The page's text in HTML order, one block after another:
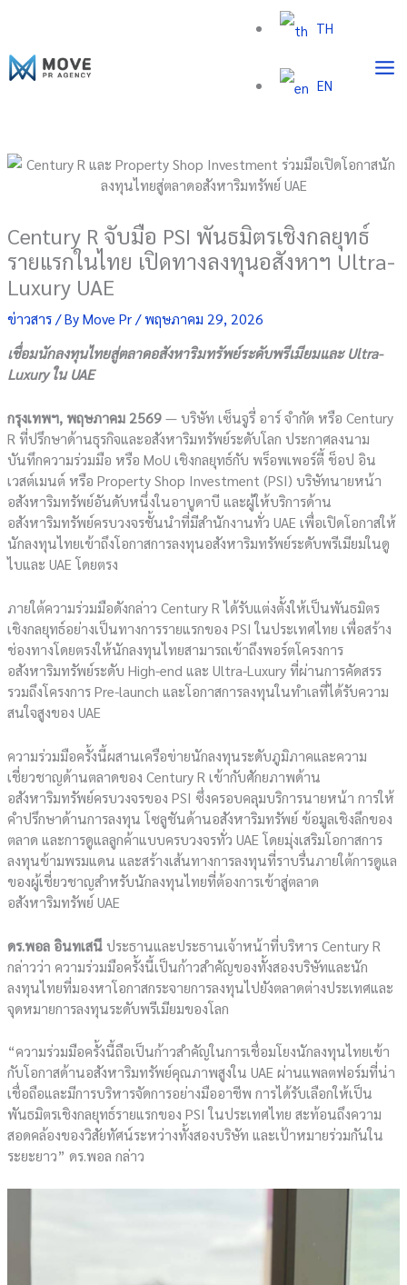
content
TH
EN
Century R จับมือ PSI พันธมิตรเชิงกลยุทธ์
รายแรกในไทย เปิดทางลงทุนอสังหาฯ Ultra-
Luxury UAE
ข่าวสาร/ ByMove Pr/พฤษภาคม 29, 2026
เชื่อมนักลงทุนไทยสู่ตลาดอสังหาริมทรัพย์ระดับพรีเมียมและUltra-
Luxury ใน UAE
กรุงเทพฯ, พฤษภาคม 2569— บริษัท เซ็นจูรี่ อาร์ จำกัด หรือ Century
R ที่ปรึกษาด้านธุรกิจและอสังหาริมทรัพย์ระดับโลก ประกาศลงนาม
บันทึกความร่วมมือ หรือ MoU เชิงกลยุทธ์กับ พร็อพเพอร์ตี้ ช็อป อิน
เวสต์เมนต์ หรือ Property Shop Investment (PSI) บริษัทนายหน้า
อสังหาริมทรัพย์อันดับหนึ่งในอาบูดาบี และผู้ให้บริการด้าน
อสังหาริมทรัพย์ครบวงจรชั้นนำที่มีสำนักงานทั่ว UAE เพื่อเปิดโอกาสให้
นักลงทุนไทยเข้าถึงโอกาสการลงทุนอสังหาริมทรัพย์ระดับพรีเมียมในดู
ไบและ UAE โดยตรง
ภายใต้ความร่วมมือดังกล่าว Century R ได้รับแต่งตั้งให้เป็นพันธมิตร
เชิงกลยุทธ์อย่างเป็นทางการรายแรกของ PSI ในประเทศไทย เพื่อสร้าง
ช่องทางโดยตรงให้นักลงทุนไทยสามารถเข้าถึงพอร์ตโครงการ
อสังหาริมทรัพย์ระดับ High-end และ Ultra-Luxury ที่ผ่านการคัดสรร
รวมถึงโครงการ Pre-launch และโอกาสการลงทุนในทำเลที่ได้รับความ
สนใจสูงของ UAE
ความร่วมมือครั้งนี้ผสานเครือข่ายนักลงทุนระดับภูมิภาคและความ
เชี่ยวชาญด้านตลาดของ Century R เข้ากับศักยภาพด้าน
อสังหาริมทรัพย์ครบวงจรของ PSI ซึ่งครอบคลุมบริการนายหน้า การให้
คำปรึกษาด้านการลงทุน โซลูชันด้านอสังหาริมทรัพย์ ข้อมูลเชิงลึกของ
ตลาด และการดูแลลูกค้าแบบครบวงจรทั่ว UAE โดยมุ่งเสริมโอกาสการ
ลงทุนข้ามพรมแดน และสร้างเส้นทางการลงทุนที่ราบรื่นภายใต้การดูแล
ของผู้เชี่ยวชาญสำหรับนักลงทุนไทยที่ต้องการเข้าสู่ตลาด
อสังหาริมทรัพย์ UAE
ดร.พอล อินทเสนีประธานและประธานเจ้าหน้าที่บริหาร Century R
กล่าวว่า ความร่วมมือครั้งนี้เป็นก้าวสำคัญของทั้งสองบริษัทและนัก
ลงทุนไทยที่มองหาโอกาสกระจายการลงทุนไปยังตลาดต่างประเทศและ
จุดหมายการลงทุนระดับพรีเมียมของโลก
“ความร่วมมือครั้งนี้ถือเป็นก้าวสำคัญในการเชื่อมโยงนักลงทุนไทยเข้า
กับโอกาสด้านอสังหาริมทรัพย์คุณภาพสูงใน UAE ผ่านแพลตฟอร์มที่น่า
เชื่อถือและมีการบริหารจัดการอย่างมืออาชีพ การได้รับเลือกให้เป็น
พันธมิตรเชิงกลยุทธ์รายแรกของ PSI ในประเทศไทย สะท้อนถึงความ
สอดคล้องของวิสัยทัศน์ระหว่างทั้งสองบริษัท และเป้าหมายร่วมกันใน
ระยะยาว” ดร.พอล กล่าว